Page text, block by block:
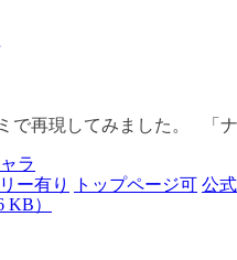
で再現してみました。 「
ラ
ー有り トップページ可 公
KB）